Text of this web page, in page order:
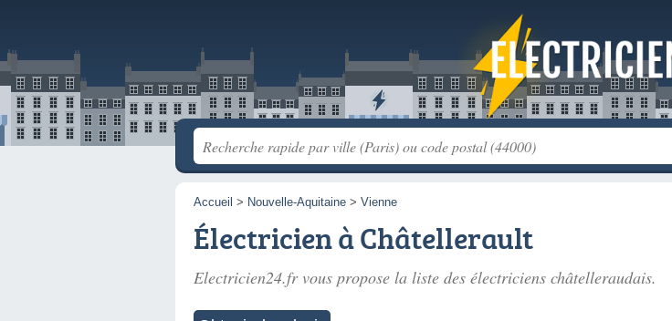
Accueil > Nouvelle-Aquitaine > Vienne
Électricien à Châtellerault
Electricien24.fr vous propose la liste des électriciens châtelleraudais.